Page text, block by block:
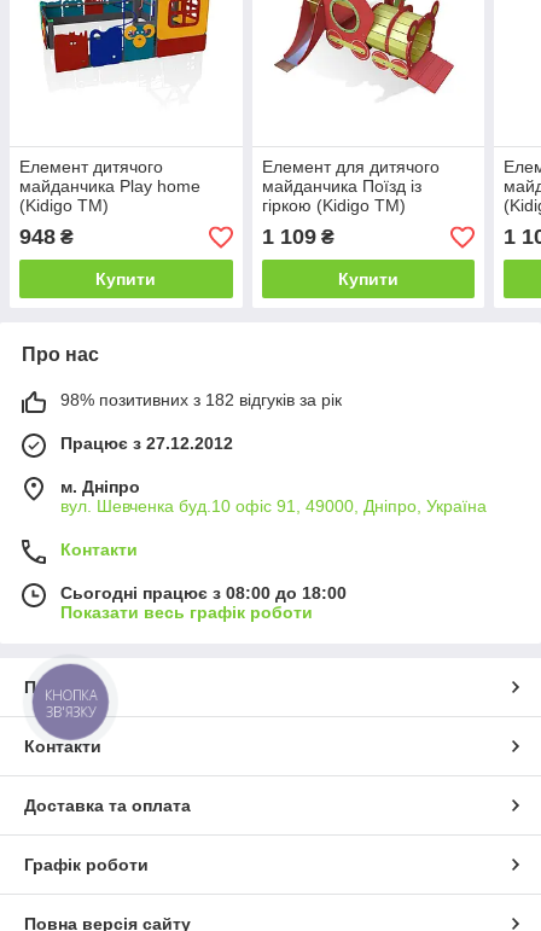
Елемент дитячого
майданчика Play home
(Kidigo ТМ)
948 ₴
Купити
Елемент для дитячого
майданчика Поїзд із
гіркою (Kidigo ТМ)
1 109₴
Купити
1
Про нас
98% позитивних з 182 відгуків за рік
Працює з 27.12.2012
м. Дніпро
вул. Шевченка буд.10 офіс 91, 49000, Дніпро, Україна
Контакти
Сьогодні працює з 08:00 до 18:00
Показати весь графік роботи
Про нас
Контакти
Доставка та оплата
Графік роботи
Повна версія сайту
КНОПКА
ЗВ'ЯЗКУ